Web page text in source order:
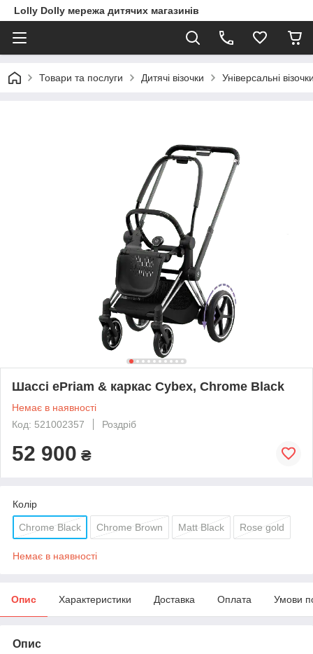
Lolly Dolly мережа дитячих магазинів
Товари та послуги Дитячі візочки Універсальні
Шассі ePriam & каркас Cybex, Chrome Black
Немає в наявності
Код: 521002357
Роздріб
52 900 ₴
Колір
Chrome Black Chrome Brown Matt Black Rose gold
Немає в наявності
Опис Характеристики Доставка Оплата Умови
Опис